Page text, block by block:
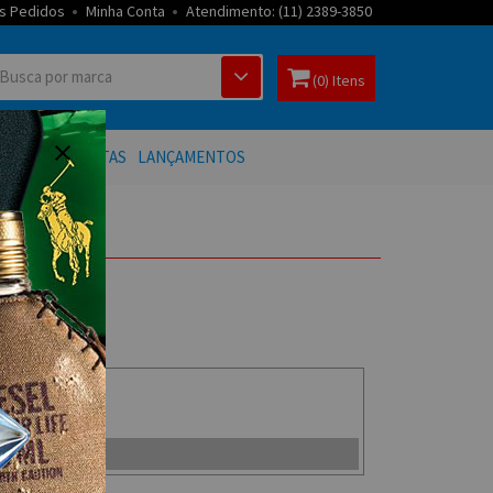
Pedidos Minha Conta Atendimento: (11) 2389-3850
(0) Itens
OFERTAS LANÇAMENTOS